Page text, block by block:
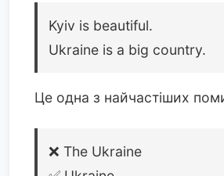
Kyiv is beautiful.
Ukraine is a big country.
Це одна з найчастіших
❌ The Ukraine